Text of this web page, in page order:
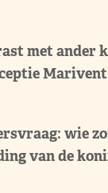
met ander
Marivent
wie
van de